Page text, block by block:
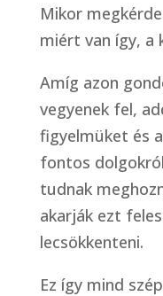
Mikor
miért van így, a
Amíg azon
vegyenek fel,
figyelmüket és
fontos
tudnak
akarják ezt
lecsökkenteni.
Ez így mind